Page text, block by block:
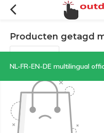
NL-FR-EN-DE multilingual official
Producten getagd
Filters